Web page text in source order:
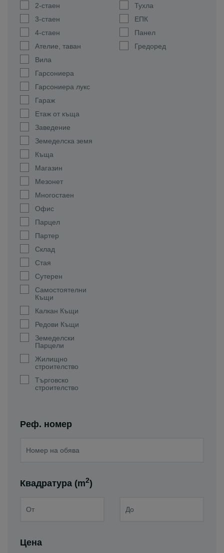
2-стаен
3-стаен
4-стаен
Ателие, таван
Вила
Гарсониера
Гарсониера лукс
Гараж
Етаж от къща
Заведение
Земеделска земя
Къща
Магазин
Мезонет
Многостаен
Офис
Парцел
Партер
Склад
Стая
Сутерен
Самостоятелни
Къщи
Калкан Къщи
Редови Къщи
Земеделски
Парцели
Жилищно
строителство
Търговско
строителство
Тухла
ЕПК
Панел
Гредоред
Реф. номер
Квадратура (m2)
Цена